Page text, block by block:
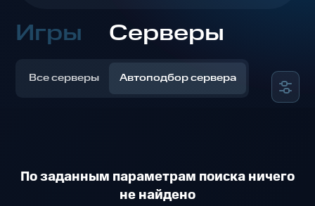
Игры Серверы
Все серверы Автоподбор сервера
По заданным параметрам поиска ничего
не найдено